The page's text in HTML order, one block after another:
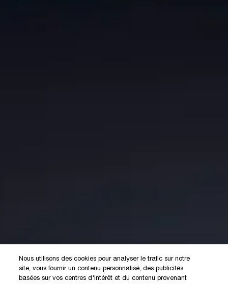
Nous utilisons des cookies pour analyser le trafic sur notre
site, vous fournir un contenu personnalisé, des publicités
basées sur vos centres d'intérêt et du contenu provenant